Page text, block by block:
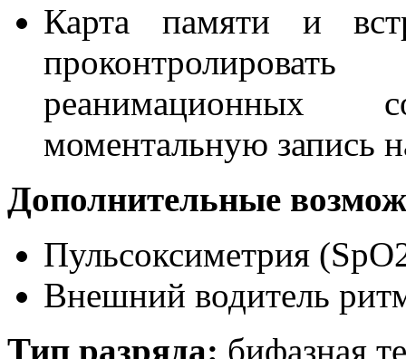
Карта памяти и
реанимационных
моментальную запись
Дополнительные
Пульсоксиметрия
Внешний водитель
Тип разряда: бифазная